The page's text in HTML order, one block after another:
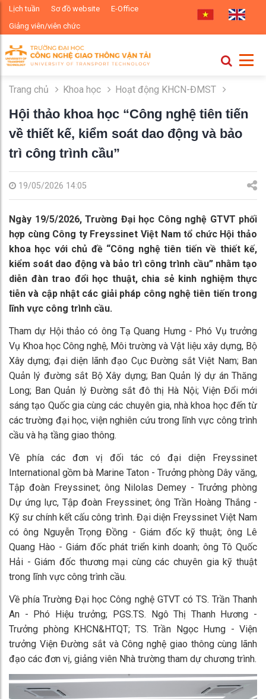
Lịch tuần Sơ đồ website
E-Office
Giảng viên/viên chức
Trang chủ Khoa học Hoạt động KHCN-ĐMST
Hội thảo khoa học “Công nghệ tiên tiến
về thiết kế, kiểm soát dao động và bảo
trì công trình cầu”
19/05/2026 14:05
Ngày 19/5/2026, Trường Đại học Công nghệ GTVT phối
hợp cùng Công ty Freyssinet Việt Nam tổ chức Hội thảo
khoa học với chủ đề “Công nghệ tiên tiến về thiết kế,
kiểm soát dao động và bảo trì công trình cầu” nhằm tạo
diễn đàn trao đổi học thuật, chia sẻ kinh nghiệm thực
tiễn và cập nhật các giải pháp công nghệ tiên tiến trong
lĩnh vực công trình cầu.
Tham dự Hội thảo có ông Tạ Quang Hưng - Phó Vụ trưởng
Vụ Khoa học Công nghệ, Môi trường và Vật liệu xây dựng, Bộ
Xây dựng; đại diện lãnh đạo Cục Đường sắt Việt Nam; Ban
Quản lý đường sắt Bộ Xây dựng; Ban Quản lý dự án Thăng
Long; Ban Quản lý Đường sắt đô thị Hà Nội; Viện Đổi mới
sáng tạo Quốc gia cùng các chuyên gia, nhà khoa học đến từ
các trường đại học, viện nghiên cứu trong lĩnh vực công trình
cầu và hạ tầng giao thông.
Về phía các đơn vị đối tác có đại diện Freyssinet
International gồm bà Marine Taton - Trưởng phòng Dây văng,
Tập đoàn Freyssinet; ông Nilolas Demey - Trưởng phòng
Dự ứng lực, Tập đoàn Freyssinet; ông Trần Hoàng Thắng -
Kỹ sư chính kết cấu công trình. Đại diện Freyssinet Việt Nam
có ông Nguyễn Trọng Đồng - Giám đốc kỹ thuật; ông Lê
Quang Hào - Giám đốc phát triển kinh doanh; ông Tô Quốc
Hải - Giám đốc thương mại cùng các chuyên gia kỹ thuật
trong lĩnh vực công trình cầu.
Về phía Trường Đại học Công nghệ GTVT có TS. Trần Thanh
An - Phó Hiệu trưởng; PGS.TS. Ngô Thị Thanh Hương -
Trưởng phòng KHCN&HTQT; TS. Trần Ngọc Hưng - Viện
trưởng Viện Đường sắt và Công nghệ giao thông cùng lãnh
đạo các đơn vị, giảng viên Nhà trường tham dự chương trình.